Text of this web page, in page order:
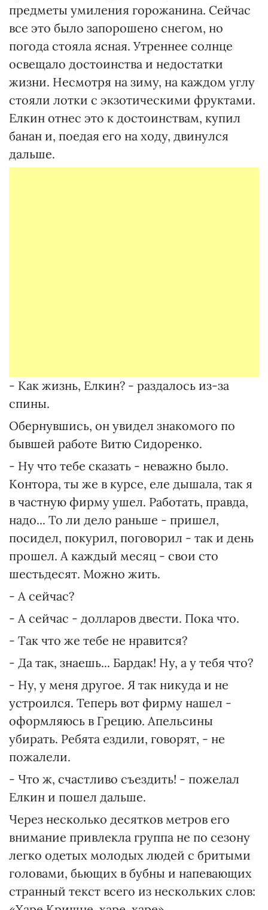
предметы умиления горожанина. Сейчас
все это было запорошено снегом, но
погода стояла ясная. Утреннее солнце
освещало достоинства и недостатки
жизни. Несмотря на зиму, на каждом углу
стояли лотки с экзотическими фруктами.
Елкин отнес это к достоинствам, купил
банан и, поедая его на ходу, двинулся
дальше.
- Как жизнь, Елкин? - раздалось из-за
спины.
Обернувшись, он увидел знакомого по
бывшей работе Витю Сидоренко.
- Ну что тебе сказать - неважно было.
Контора, ты же в курсе, еле дышала, так я
в частную фирму ушел. Работать, правда,
надо... То ли дело раньше - пришел,
посидел, покурил, поговорил - так и день
прошел. А каждый месяц - свои сто
шестьдесят. Можно жить.
- А сейчас?
- А сейчас - долларов двести. Пока что.
- Так что же тебе не нравится?
- Да так, знаешь... Бардак! Ну, а у тебя что?
- Ну, у меня другое. Я так никуда и не
устроился. Теперь вот фирму нашел -
оформляюсь в Грецию. Апельсины
убирать. Ребята ездили, говорят, - не
пожалели.
- Что ж, счастливо съездить! - пожелал
Елкин и пошел дальше.
Через несколько десятков метров его
внимание привлекла группа не по сезону
легко одетых молодых людей с бритыми
головами, бьющих в бубны и напевающих
странный текст всего из нескольких слов: